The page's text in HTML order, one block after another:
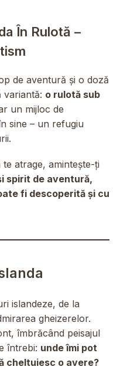
În Rulotă –
de aventură și o doză
variantă: o rulotă sub
un mijloc de
sine – un refugiu
atrage, amintește-ți
spirit de aventură,
fi descoperită și cu
islandeze, de la
gheizerelor.
îmbrăcând peisajul
întrebi: unde îmi pot
cheltuiesc o avere?